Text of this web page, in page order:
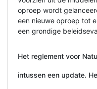
oproep wordt
een nieuwe oproep tot
een grondige
Het reglement voor
intussen een update.